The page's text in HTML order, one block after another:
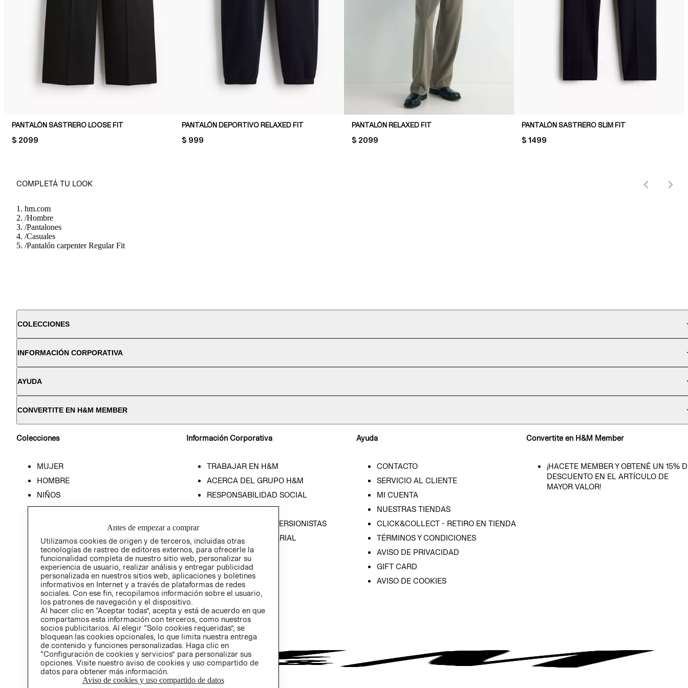
PANTALÓN SASTRERO LOOSE FIT
PRICE:
$ 2099
PANTALÓN DEPORTIVO RELAXED FIT
PRICE:
$ 999
PANTALÓN RELAXED FIT
PRICE:
$ 2099
PANTALÓN SASTRERO SLIM FIT
PRICE:
$ 1499
COMPLETÁ TU LOOK
hm.com
/Hombre
/Pantalones
/Casuales
/Pantalón carpenter Regular Fit
COLECCIONES
INFORMACIÓN CORPORATIVA
AYUDA
CONVERTITE EN H&M MEMBER
Colecciones
MUJER
HOMBRE
NIÑOS
HOME
Información Corporativa
TRABAJAR EN H&M
ACERCA DEL GRUPO H&M
RESPONSABILIDAD SOCIAL
PRENSA
RELACIÓN CON INVERSIONISTAS
POLÍTICA EMPRESARIAL
Ayuda
CONTACTO
SERVICIO AL CLIENTE
MI CUENTA
NUESTRAS TIENDAS
CLICK&COLLECT - RETIRO EN TIENDA
TÉRMINOS Y CONDICIONES
AVISO DE PRIVACIDAD
GIFT CARD
AVISO DE COOKIES
Convertite en H&M Member
¡HACETE MEMBER Y OBTENÉ UN 15%
DESCUENTO EN EL ARTÍCULO DE
MAYOR VALOR!
Antes de empezar a comprar
Utilizamos cookies de origen y de terceros, incluidas otras
tecnologías de rastreo de editores externos, para ofrecerle la
funcionalidad completa de nuestro sitio web, personalizar su
experiencia de usuario, realizar análisis y entregar publicidad
personalizada en nuestros sitios web, aplicaciones y boletines
informativos en Internet y a través de plataformas de redes
sociales. Con ese fin, recopilamos información sobre el usuario,
los patrones de navegación y el dispositivo.
Al hacer clic en “Aceptar todas”, acepta y está de acuerdo en que
compartamos esta información con terceros, como nuestros
socios publicitarios. Al elegir “Solo cookies requeridas”, se
bloquean las cookies opcionales, lo que limita nuestra entrega
de contenido y funciones personalizadas. Haga clic en
“Configuración de cookies y servicios” para personalizar sus
opciones. Visite nuestro aviso de cookies y uso compartido de
datos para obtener más información.
Aviso de cookies y uso compartido de datos